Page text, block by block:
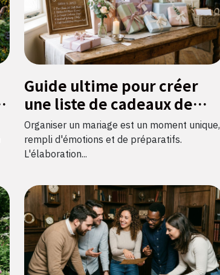
Guide ultime pour créer
une liste de cadeaux de
mariage parfaite
Organiser un mariage est un moment unique,
rempli d'émotions et de préparatifs.
L'élaboration...